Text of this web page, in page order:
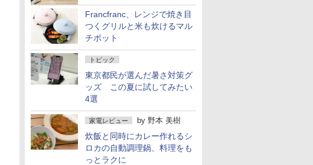
Francfranc、レンジで焼き目
つくグリルと米も炊けるマル
チポット
トピック
東京都民が選んだ暑さ対策グ
ッズ この夏に試してみたい
4選
家電レビュー by 野本 美樹
炊飯と同時にカレー作れるシ
ロカの自動調理鍋、料理をも
っとラクに